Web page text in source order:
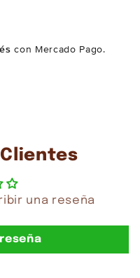
con Mercado Pago.
Clientes
una reseña